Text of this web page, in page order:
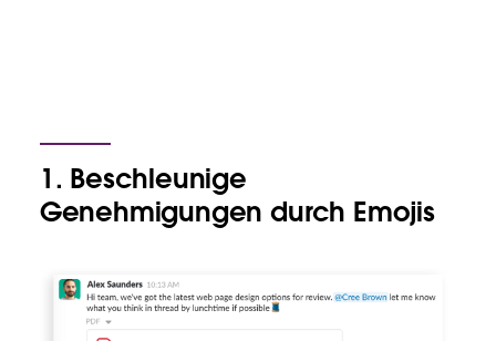
1. Beschleunige
Genehmigungen durch Emojis